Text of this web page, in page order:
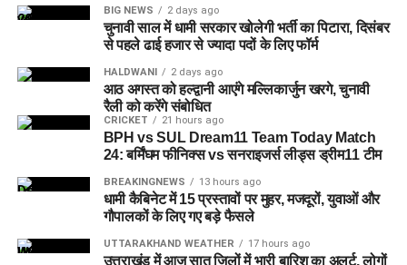
जेल नहीं, रेजिडेंशियल कॉम्प्लेक्स जैसा
होगा माहौल
आलंबन गांव की सबसे खास बात यही होगी कि यहां रहने वाली महिलाओं
और बच्चों को यह महसूस न हो कि वे किसी जेल या बंद संस्थान में रह रहे
हैं। इसके बजाय पूरा परिसर एक रेजिडेंशियल कॉम्प्लेक्स की तरह विकसित
किया जाएगा, जहां सुरक्षा के साथ रहने, पढ़ाई, दैनिक जीवन और सामाजिक
विकास से जुड़ी सुविधाएं उपलब्ध होंगी।
परिसर को आधुनिक सुविधाओं से लैस करने की योजना है। यहां आंगनबाड़ी
केंद्र भी खोले जाएंगे। जरूरत पड़ने पर प्राथमिक विद्यालय की सुविधा भी
BIG NEWS 2 days ago
चुनावी साल में धामी सरकार खोलेगी भर्ती का पिटारा, दिसंबर
से पहले ढाई हजार से ज्यादा पदों के लिए फॉर्म
HALDWANI 2 days ago
आठ अगस्त को हल्द्वानी आएंगे मल्लिकार्जुन खरगे, चुनावी
रैली को करेंगे संबोधित
CRICKET 21 hours ago
BPH vs SUL Dream11 Team Today Match
24: बर्मिंघम फीनिक्स vs सनराइजर्स लीड्स ड्रीम11 टीम
BREAKINGNEWS 13 hours ago
धामी कैबिनेट में 15 प्रस्तावों पर मुहर, मजदूरों, युवाओं और
गौपालकों के लिए गए बड़े फैसले
UTTARAKHAND WEATHER 17 hours ago
उत्तराखंड में आज सात जिलों में भारी बारिश का अलर्ट, लोगों